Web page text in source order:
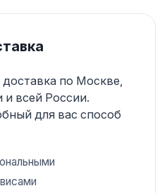
по Москве,
и всей России.
для вас способ